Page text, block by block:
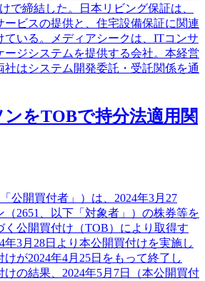
で締結した。日本リビング保証は、
ービスの提供と、住宅設備保証に関連
ている。メディアシークは、ITコンサ
ージシステムを提供する会社。本経営
はシステム開発委託・受託関係を通
をTOBで持分法適用関
公開買付者」）は、2024年3月27
（2651、以下「対象者」）の株券等を
く公開買付け（TOB）により取得す
年3月28日より本公開買付けを実施し
が2024年4月25日をもって終了し
の結果、2024年5月7日（本公開買付